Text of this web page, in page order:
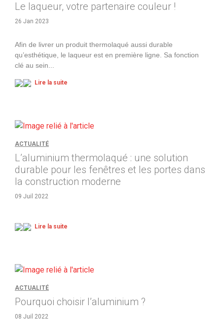
Le laqueur, votre partenaire couleur !
26 Jan 2023
Afin de livrer un produit thermolaqué aussi durable
qu’esthétique, le laqueur est en première ligne. Sa fonction
clé au sein
Lire la suite
ACTUALITÉ
L’aluminium thermolaqué : une solution
durable pour les fenêtres et les portes dans
la construction moderne
09 Juil 2022
Lire la suite
ACTUALITÉ
Pourquoi choisir l’aluminium ?
08 Juil 2022